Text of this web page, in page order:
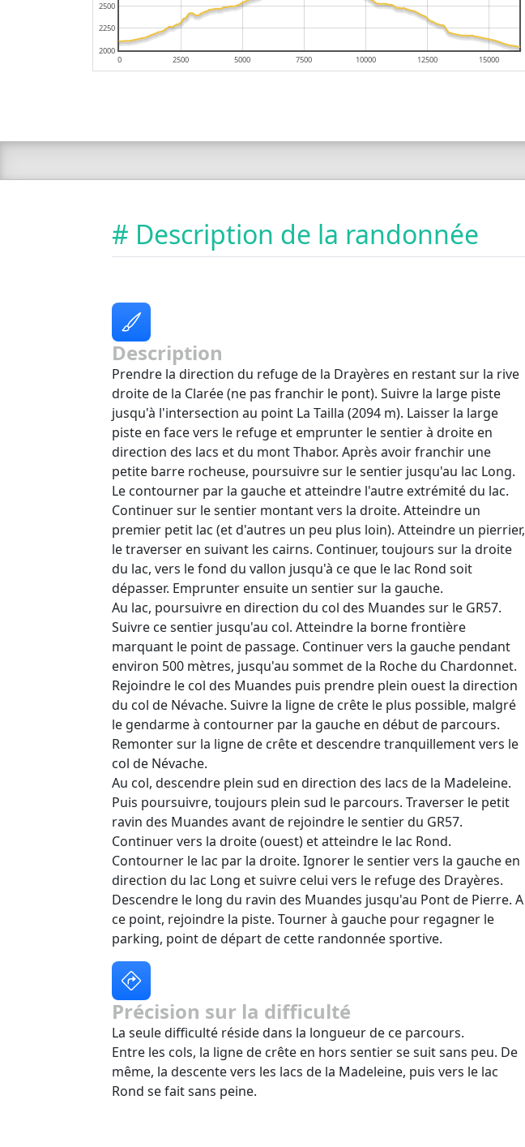
0 2500 5000 7500 10000 12500 15000
2000
2250
2500
# Description de la randonnée
Description
Prendre la direction du refuge de la Drayères en restant sur la rive
droite de la Clarée (ne pas franchir le pont). Suivre la large piste
jusqu'à l'intersection au point La Tailla (2094 m). Laisser la large
piste en face vers le refuge et emprunter le sentier à droite en
direction des lacs et du mont Thabor. Après avoir franchir une
petite barre rocheuse, poursuivre sur le sentier jusqu'au lac Long.
Le contourner par la gauche et atteindre l'autre extrémité du lac.
Continuer sur le sentier montant vers la droite. Atteindre un
premier petit lac (et d'autres un peu plus loin). Atteindre un pierrier,
le traverser en suivant les cairns. Continuer, toujours sur la droite
du lac, vers le fond du vallon jusqu'à ce que le lac Rond soit
dépasser. Emprunter ensuite un sentier sur la gauche.
Au lac, poursuivre en direction du col des Muandes sur le GR57.
Suivre ce sentier jusqu'au col. Atteindre la borne frontière
marquant le point de passage. Continuer vers la gauche pendant
environ 500 mètres, jusqu'au sommet de la Roche du Chardonnet.
Rejoindre le col des Muandes puis prendre plein ouest la direction
du col de Névache. Suivre la ligne de crête le plus possible, malgré
le gendarme à contourner par la gauche en début de parcours.
Remonter sur la ligne de crête et descendre tranquillement vers le
col de Névache.
Au col, descendre plein sud en direction des lacs de la Madeleine.
Puis poursuivre, toujours plein sud le parcours. Traverser le petit
ravin des Muandes avant de rejoindre le sentier du GR57.
Continuer vers la droite (ouest) et atteindre le lac Rond.
Contourner le lac par la droite. Ignorer le sentier vers la gauche en
direction du lac Long et suivre celui vers le refuge des Drayères.
Descendre le long du ravin des Muandes jusqu'au Pont de Pierre. A
ce point, rejoindre la piste. Tourner à gauche pour regagner le
parking, point de départ de cette randonnée sportive.
Précision sur la difficulté
La seule difficulté réside dans la longueur de ce parcours.
Entre les cols, la ligne de crête en hors sentier se suit sans peu. De
même, la descente vers les lacs de la Madeleine, puis vers le lac
Rond se fait sans peine.